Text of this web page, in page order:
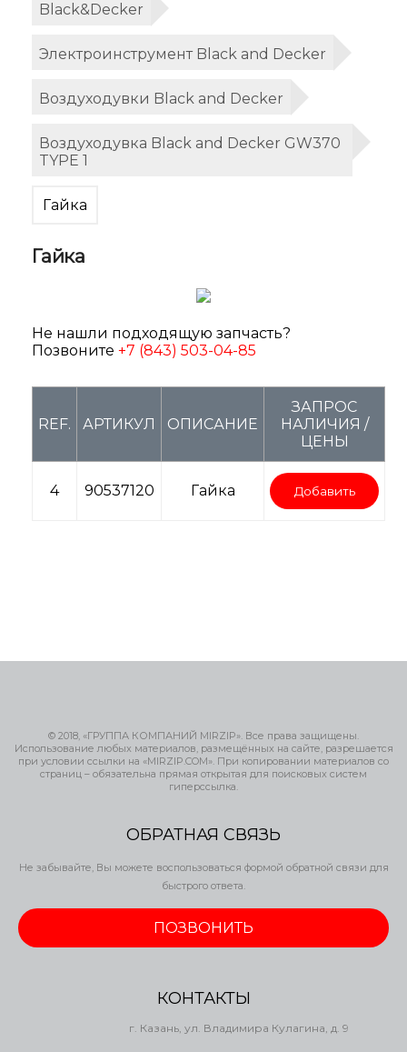
Black&Decker
Электроинструмент Black and Decker
Воздуходувки Black and Decker
Воздуходувка Black and Decker GW370
TYPE 1
Гайка
Гайка
Не нашли подходящую запчасть?
Позвоните +7 (843) 503-04-85
REF. АРТИКУЛ ОПИСАНИЕ
ЗАПРОС
НАЛИЧИЯ /
ЦЕНЫ
4 90537120 Гайка Добавить
© 2018, «ГРУППА КОМПАНИЙ MIRZIP». Все права защищены.
Использование любых материалов, размещённых на сайте, разрешается
при условии ссылки на «MIRZIP.COM». При копировании материалов со
страниц – обязательна прямая открытая для поисковых систем
гиперссылка.
ОБРАТНАЯ СВЯЗЬ
Не забывайте, Вы можете воспользоваться формой обратной связи для
быстрого ответа.
ПОЗВОНИТЬ
КОНТАКТЫ
г. Казань, ул. Владимира Кулагина, д. 9